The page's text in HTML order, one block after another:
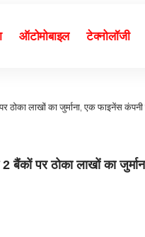
ऑटोमोबाइल टेक्नोलॉजी
ठोका लाखों का जुर्माना, एक फाइनेंस
पर ठोका लाखों का